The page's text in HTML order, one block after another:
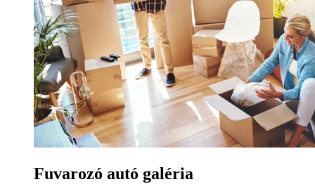
Fuvarozó autó galéria